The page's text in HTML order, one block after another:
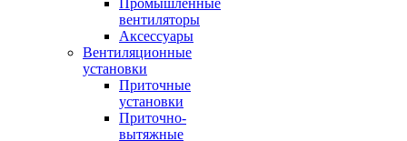
Промышленные
вентиляторы
Аксессуары
Вентиляционные
установки
Приточные
установки
Приточно-
вытяжные